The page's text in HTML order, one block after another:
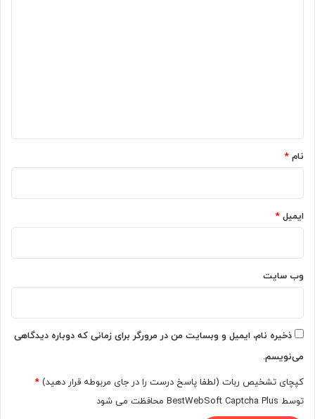
نام *
ایمیل *
وب‌ سایت
ذخیره نام، ایمیل و وبسایت من در مرورگر برای زمانی که دوباره دیدگاهی
می‌نویسم.
کپچای تشخیص ربات (لطفا پاسخ درست را در جای مربوطه قرار دهید) *
توسط BestWebSoft Captcha Plus محافظت می شود